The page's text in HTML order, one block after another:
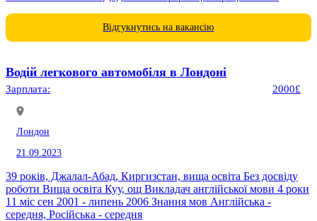
Відгукнутись на вакансію
Водій легкового автомобіля в Лондоні
Зарплата: 2000£
Лондон
21.09.2023
39 років, Джалал-Абад, Киргизстан, вища освіта Без досвіду
роботи Вища освіта Куу, ощ Викладач англійської мови 4 роки
11 міс сен 2001 - липень 2006 Знання мов Англійська -
середня, Російська - середня